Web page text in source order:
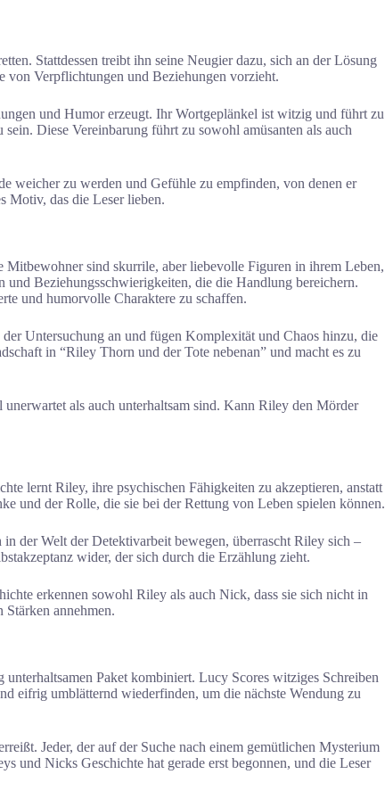
Stattdessen treibt ihn seine Neugier dazu, sich an der Lösung
von Verpflichtungen und Beziehungen vorzieht.
und Humor erzeugt. Ihr Wortgeplänkel ist witzig und führt zu
Diese Vereinbarung führt zu sowohl amüsanten als auch
weicher zu werden und Gefühle zu empfinden, von denen er
Motiv, das die Leser lieben.
Mitbewohner sind skurrile, aber liebevolle Figuren in ihrem Leben,
und Beziehungsschwierigkeiten, die die Handlung bereichern.
und humorvolle Charaktere zu schaffen.
Untersuchung an und fügen Komplexität und Chaos hinzu, die
in “Riley Thorn und der Tote nebenan” und macht es zu
als auch unterhaltsam sind. Kann Riley den Mörder
lernt Riley, ihre psychischen Fähigkeiten zu akzeptieren, anstatt
und der Rolle, die sie bei der Rettung von Leben spielen können.
der Welt der Detektivarbeit bewegen, überrascht Riley sich –
wider, der sich durch die Erzählung zieht.
erkennen sowohl Riley als auch Nick, dass sie sich nicht in
annehmen.
Paket kombiniert. Lucy Scores witziges Schreiben
eifrig umblätternd wiederfinden, um die nächste Wendung zu
Jeder, der auf der Suche nach einem gemütlichen Mysterium
und Nicks Geschichte hat gerade erst begonnen, und die Leser